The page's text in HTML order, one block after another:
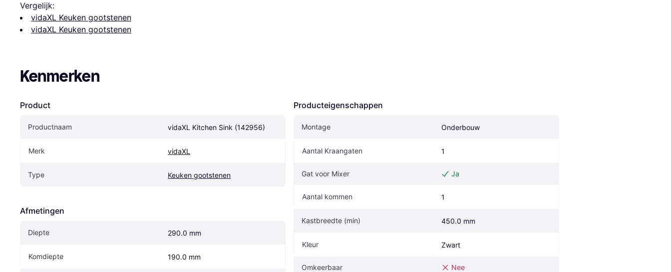
Vergelijk:
vidaXL Keuken gootstenen
vidaXL Keuken gootstenen
Kenmerken
Product
Productnaam vidaXL Kitchen Sink (142956)
Merk vidaXL
Type Keuken gootstenen
Afmetingen
Diepte 290.0 mm
Komdiepte 190.0 mm
Producteigenschappen
Montage Onderbouw
Aantal Kraangaten 1
Gat voor Mixer Ja
Aantal kommen 1
Kastbreedte (min) 450.0 mm
Kleur Zwart
Omkeerbaar Nee